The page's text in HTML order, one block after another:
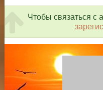
Чтобы связаться с